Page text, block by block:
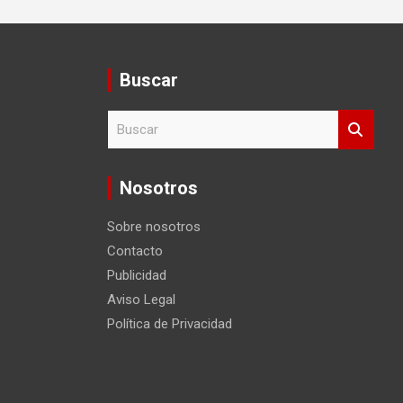
Buscar
c
Nosotros
Sobre nosotros
Contacto
Publicidad
Aviso Legal
Política de Privacidad